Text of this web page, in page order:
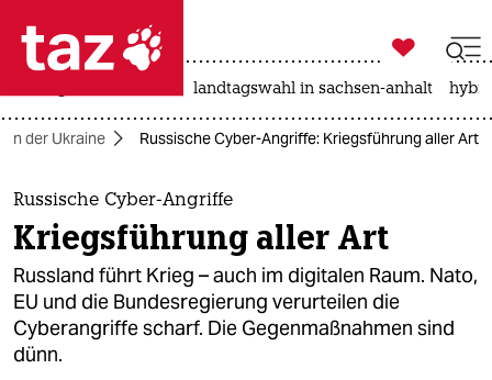
 taz zahl ich
taz zahl ich
themen
politik
öko
gesellschaft

taz zahl ich
landtagswahl in sachsen-anhalt
in der Ukraine Russische Cyber-Angriffe: Kriegsführung aller Art
Russische Cyber-Angriffe
Kriegsführung aller Art
Russland führt Krieg – auch im digitalen Raum. Nato,
EU und die Bundesregierung verurteilen die
Cyberangriffe scharf. Die Gegenmaßnahmen sind
dünn.